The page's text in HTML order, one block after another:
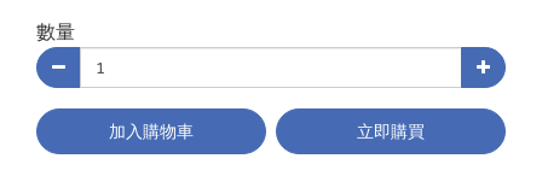
數量
加入購物車 立即購買